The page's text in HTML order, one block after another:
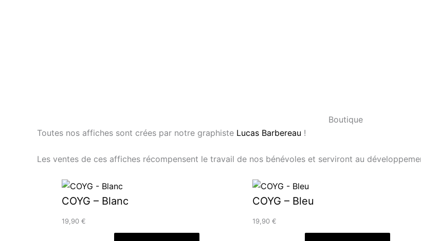
Boutique
Toutes nos affiches sont crées par notre graphiste Lucas Barbereau !
Les ventes de ces affiches récompensent le travail de nos bénévoles et serviront au
COYG – Blanc
19,90 €
COYG – Bleu
19,90 €